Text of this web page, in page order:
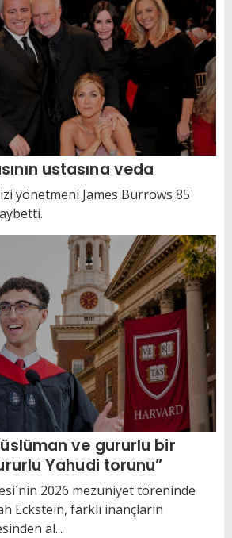
ustasına veda
yönetmeni James Burrows 85
ve gururlu bir
Yahudi torunu”
2026 mezuniyet töreninde
Eckstein, farklı inançların
al...